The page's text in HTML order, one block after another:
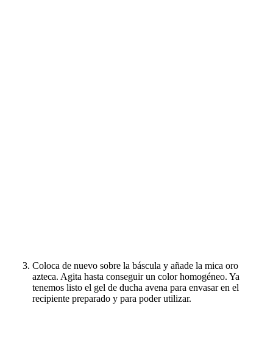
Coloca de nuevo sobre la báscula y añade la mica oro
azteca. Agita hasta conseguir un color homogéneo. Ya
tenemos listo el gel de ducha avena para envasar en el
recipiente preparado y para poder utilizar.